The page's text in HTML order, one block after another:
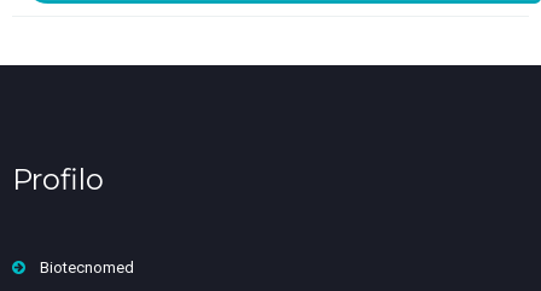
Profilo
Biotecnomed